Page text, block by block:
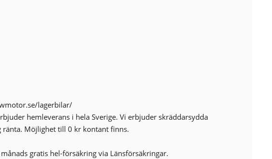
Servostyrning
Sidokrockgardiner
Startspärr
lagerbilar/
hemleverans i hela Sverige. Vi erbjuder skräddarsydda
Möjlighet till 0 kr kontant finns.
gratis hel-försäkring via Länsförsäkringar.